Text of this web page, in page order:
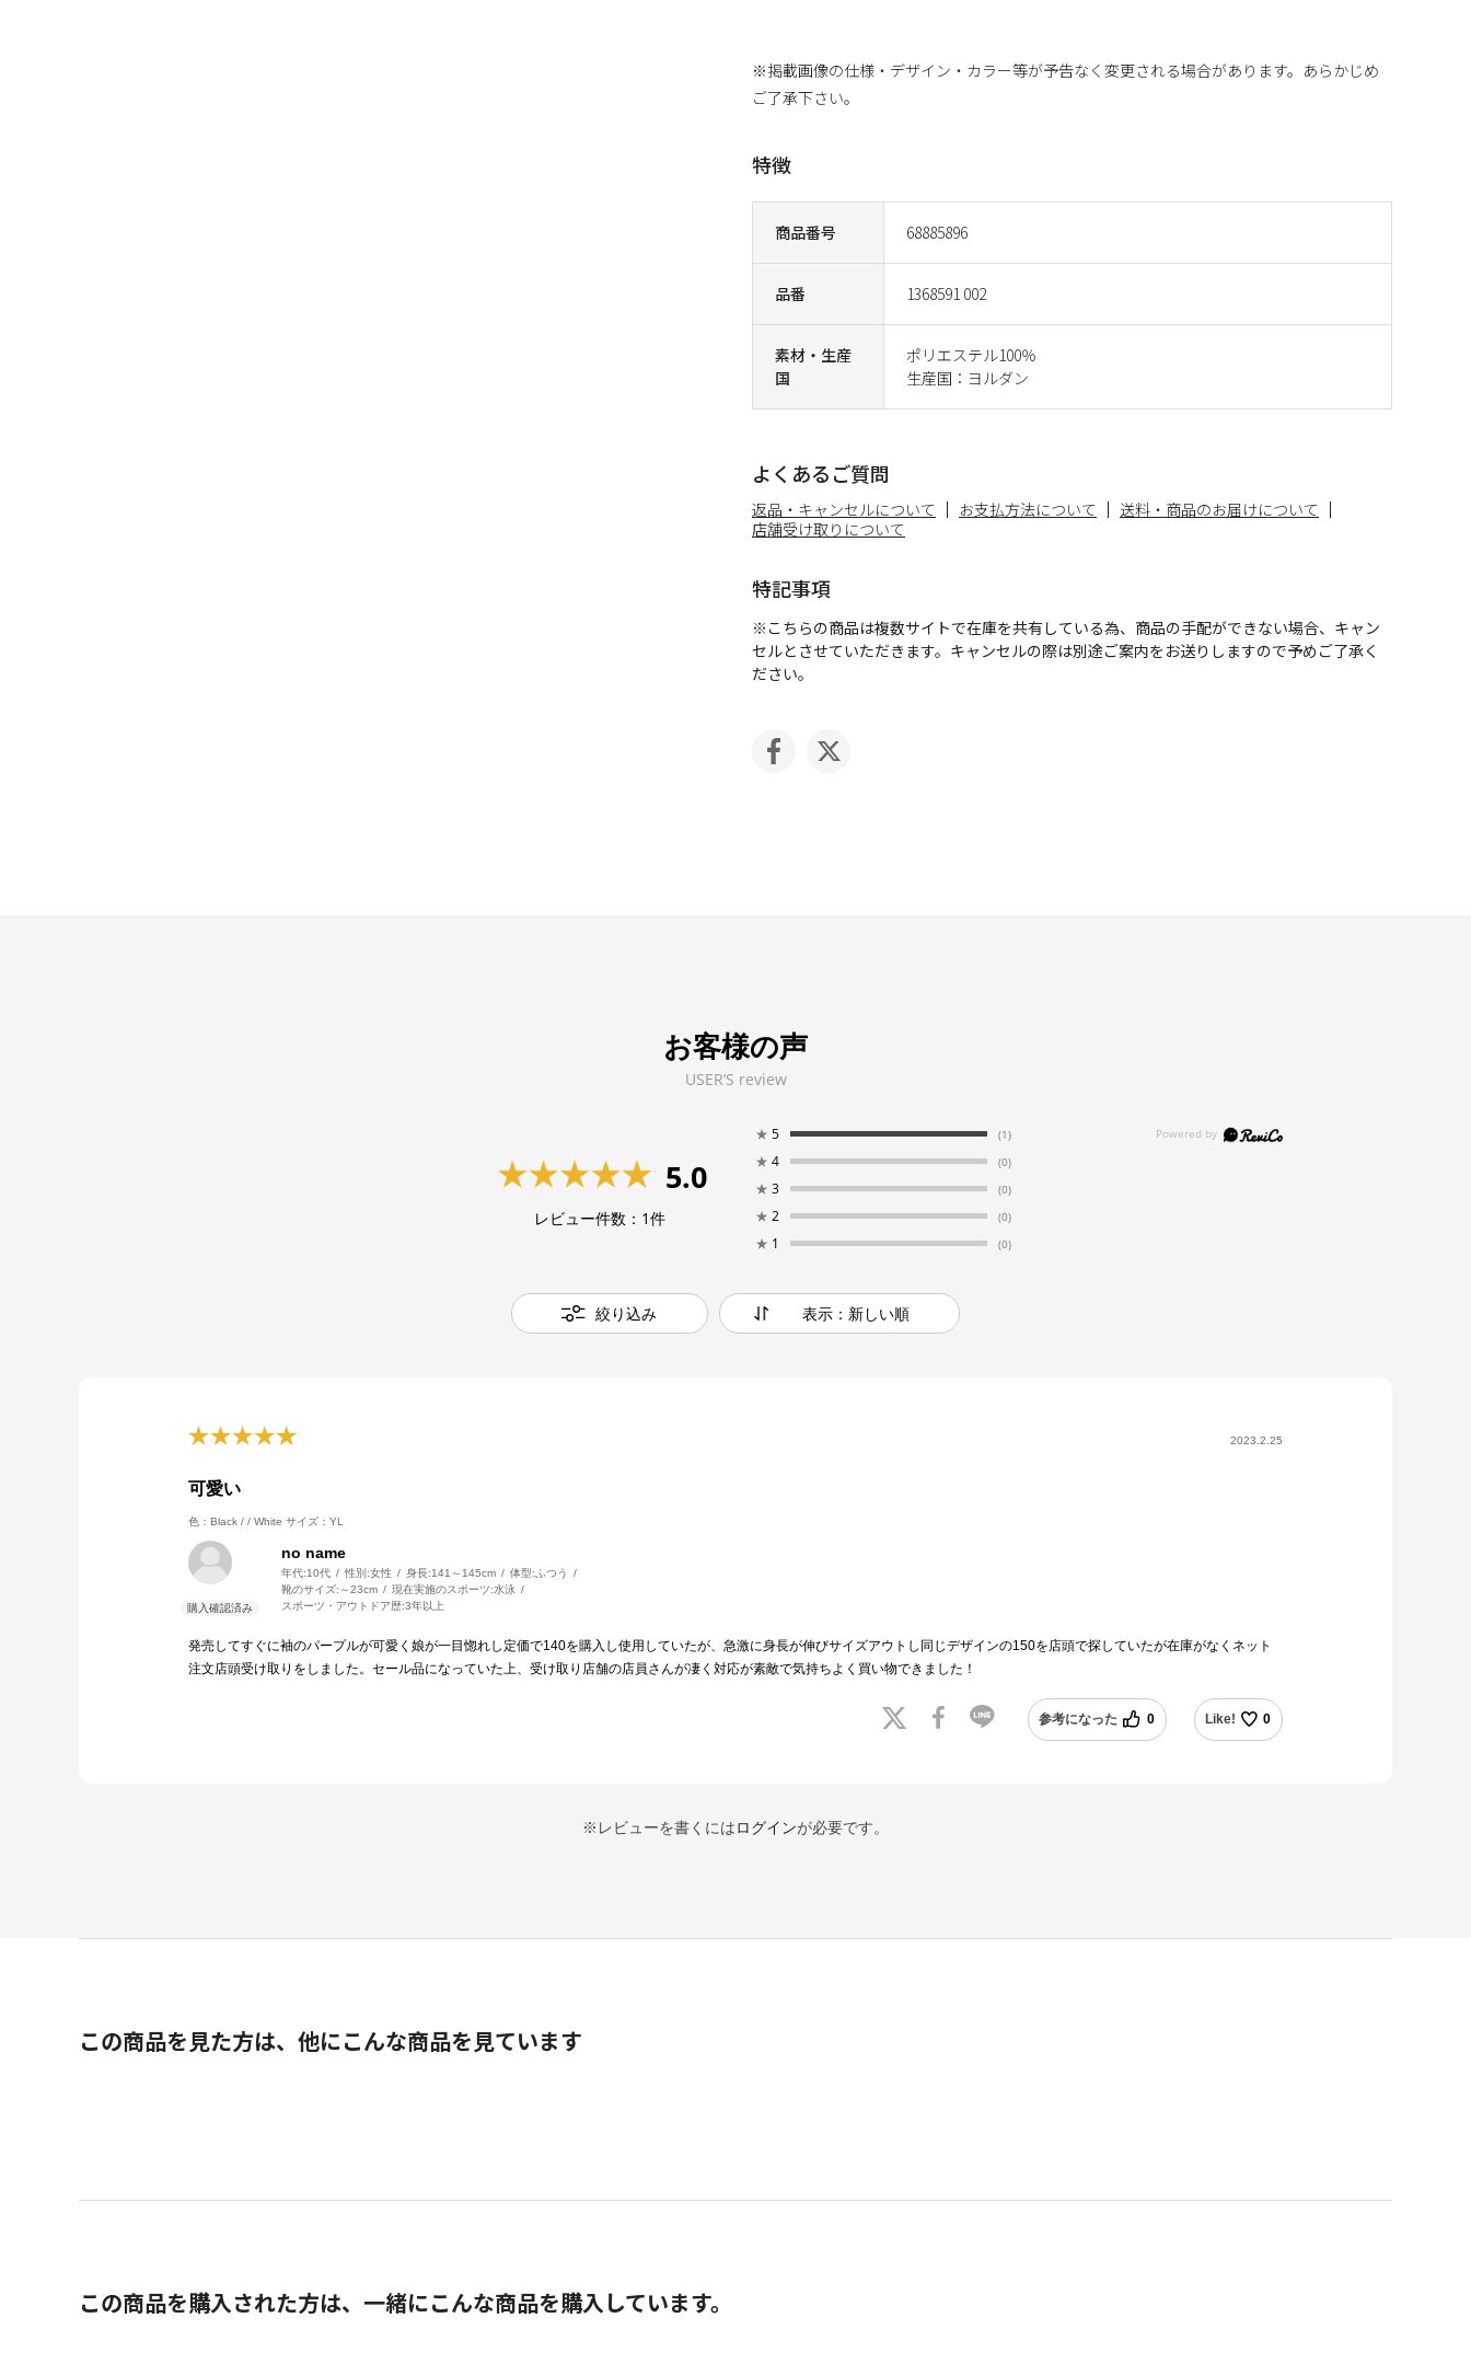
商品番号 68885896
品番 1368591 002
素材・生産
国
ポリエステル100％
生産国：ヨルダン
※掲載画像の仕様・デザイン・カラー等が予告なく変更される場合があります。あらかじめ
ご了承下さい。
特徴
よくあるご質問
返品・キャンセルについて お支払方法について
送料・商品のお届けについて
店舗受け取りについて
特記事項
※こちらの商品は複数サイトで在庫を共有している為、商品の手配ができない場合、キャン
セルとさせていただきます。キャンセルの際は別途ご案内をお送りしますので予めご了承く
ださい。
お客様の声
USER’S review
5.0
レビュー件数： 1件
★ 5 (1)
★ 4 (0)
★ 3 (0)
★ 2 (0)
★ 1 (0)
絞り込み 表示：新しい順
2023.2.25
可愛い
色：Black / / White サイズ：YL
no name
年代:10代 性別:女性 身長:141～145cm 体型:ふつう
靴のサイズ: ～23cm 現在実施のスポーツ:水泳
スポーツ・アウトドア歴:3年以上
発売してすぐに袖のパープルが可愛く娘が一目惚れし定価で140を購入し使用していたが、急激に身長が伸びサイズアウトし同じデザインの150を店頭で探していたが在庫がなくネット
注文店頭受け取りをしました。セール品になっていた上、受け取り店舗の店員さんが凄く対応が素敵で気持ちよく買い物できました！
参考になった 0 Like! 0
※レビューを書くにはログインが必要です。
この商品を見た方は、他にこんな商品を見ています
この商品を購入された方は、一緒にこんな商品を購入しています。